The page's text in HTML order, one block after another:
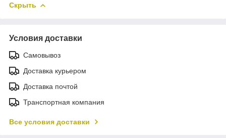
Скрыть
Условия доставки
Самовывоз
Доставка курьером
Доставка почтой
Транспортная компания
Все условия доставки